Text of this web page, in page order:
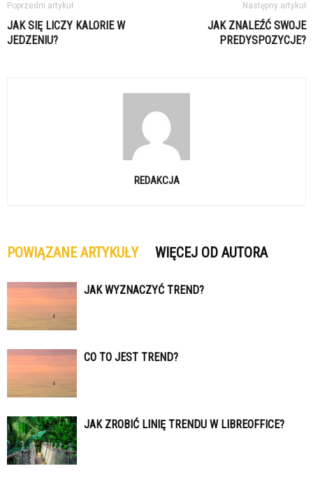
Poprzedni artykuł
JAK SIĘ LICZY KALORIE W
JEDZENIU?
Następny artykuł
JAK ZNALEŹĆ SWOJE
PREDYSPOZYCJE?
REDAKCJA
POWIĄZANE ARTYKUŁY WIĘCEJ OD AUTORA
JAK WYZNACZYĆ TREND?
CO TO JEST TREND?
JAK ZROBIĆ LINIĘ TRENDU W LIBREOFFICE?